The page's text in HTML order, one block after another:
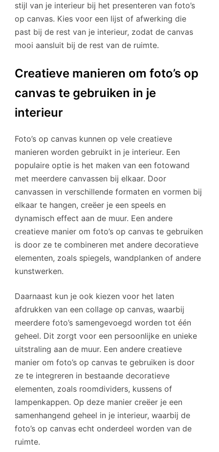
stijl van je interieur bij het presenteren van foto’s
op canvas. Kies voor een lijst of afwerking die
past bij de rest van je interieur, zodat de canvas
mooi aansluit bij de rest van de ruimte.
Creatieve manieren om foto’s op
canvas te gebruiken in je
interieur
Foto’s op canvas kunnen op vele creatieve
manieren worden gebruikt in je interieur. Een
populaire optie is het maken van een fotowand
met meerdere canvassen bij elkaar. Door
canvassen in verschillende formaten en vormen bij
elkaar te hangen, creëer je een speels en
dynamisch effect aan de muur. Een andere
creatieve manier om foto’s op canvas te gebruiken
is door ze te combineren met andere decoratieve
elementen, zoals spiegels, wandplanken of andere
kunstwerken.
Daarnaast kun je ook kiezen voor het laten
afdrukken van een collage op canvas, waarbij
meerdere foto’s samengevoegd worden tot één
geheel. Dit zorgt voor een persoonlijke en unieke
uitstraling aan de muur. Een andere creatieve
manier om foto’s op canvas te gebruiken is door
ze te integreren in bestaande decoratieve
elementen, zoals roomdividers, kussens of
lampenkappen. Op deze manier creëer je een
samenhangend geheel in je interieur, waarbij de
foto’s op canvas echt onderdeel worden van de
ruimte.